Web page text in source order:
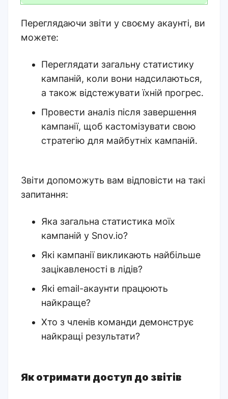
Переглядаючи звіти у своєму акаунті, ви
можете:
Переглядати загальну статистику
кампаній, коли вони надсилаються,
а також відстежувати їхній прогрес.
Провести аналіз після завершення
кампанії, щоб кастомізувати свою
стратегію для майбутніх кампаній.
Звіти допоможуть вам відповісти на такі
запитання:
Яка загальна статистика моїх
кампаній у Snov.io?
Які кампанії викликають найбільше
зацікавленості в лідів?
Які email-акаунти працюють
найкраще?
Хто з членів команди демонструє
найкращі результати?
Як отримати доступ до звітів